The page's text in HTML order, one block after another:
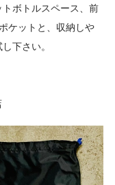
ボトルスペース、前
ケットと、収納しや
下さい。